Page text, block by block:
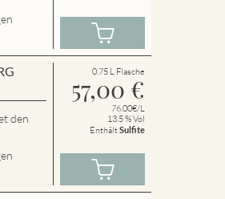
den
0.75 L Flasche
57,00 €
76.00€/L
13.5 % Vol
EnthältSulfite